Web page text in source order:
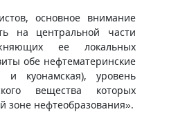
основное внимание
на центральной части
ее локальных
обе нефтематеринские
и куонамская), уровень
вещества которых
зоне нефтеобразования».